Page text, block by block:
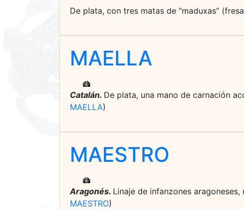
De plata, con tres matas de “maduxas”
MAELLA
Catalán. De plata, una mano de carnación
MAELLA)
MAESTRO
Aragonés. Linaje de infanzones
MAESTRO)